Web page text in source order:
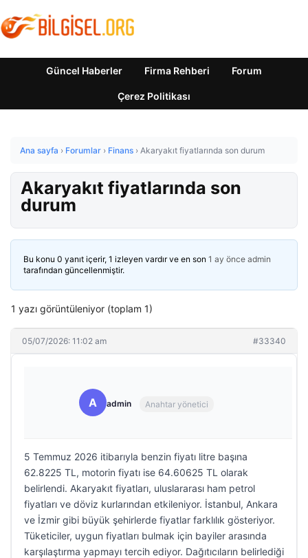
Güncel Haberler Firma Rehberi Forum
Çerez Politikası
Ana sayfa › Forumlar › Finans › Akaryakıt fiyatlarında son durum
Akaryakıt fiyatlarında son
durum
Bu konu 0 yanıt içerir, 1 izleyen vardır ve en son 1 ay önce admin
tarafından güncellenmiştir.
1 yazı görüntüleniyor (toplam 1)
05/07/2026: 11:02 am #33340
A admin Anahtar yönetici
5 Temmuz 2026 itibarıyla benzin fiyatı litre başına
62.8225 TL, motorin fiyatı ise 64.60625 TL olarak
belirlendi. Akaryakıt fiyatları, uluslararası ham petrol
fiyatları ve döviz kurlarından etkileniyor. İstanbul, Ankara
ve İzmir gibi büyük şehirlerde fiyatlar farklılık gösteriyor.
Tüketiciler, uygun fiyatları bulmak için bayiler arasında
karşılaştırma yapmayı tercih ediyor. Dağıtıcıların belirlediği